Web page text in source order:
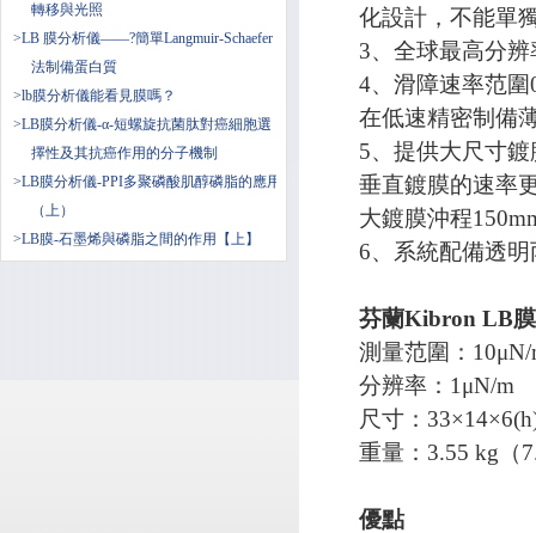
轉移與光照
>LB 膜分析儀——?簡單Langmuir-Schaefer
法制備蛋白質
>lb膜分析儀能看見膜嗎？
>LB膜分析儀-α-短螺旋抗菌肽對癌細胞選
擇性及其抗癌作用的分子機制
>LB膜分析儀-PPI多聚磷酸肌醇磷脂的應用
（上）
>LB膜-石墨烯與磷脂之間的作用【上】
化設計，不能單
3、全球最高分
4、滑障速率范圍
在低速精密制備
5、提供大尺寸
垂直鍍膜的速率
大鍍膜沖程
6、系統配備透
芬蘭Kibron LB
測量范圍：10μN/
分辨率：1μN/m
尺寸：
重量：3.55 kg（
優點